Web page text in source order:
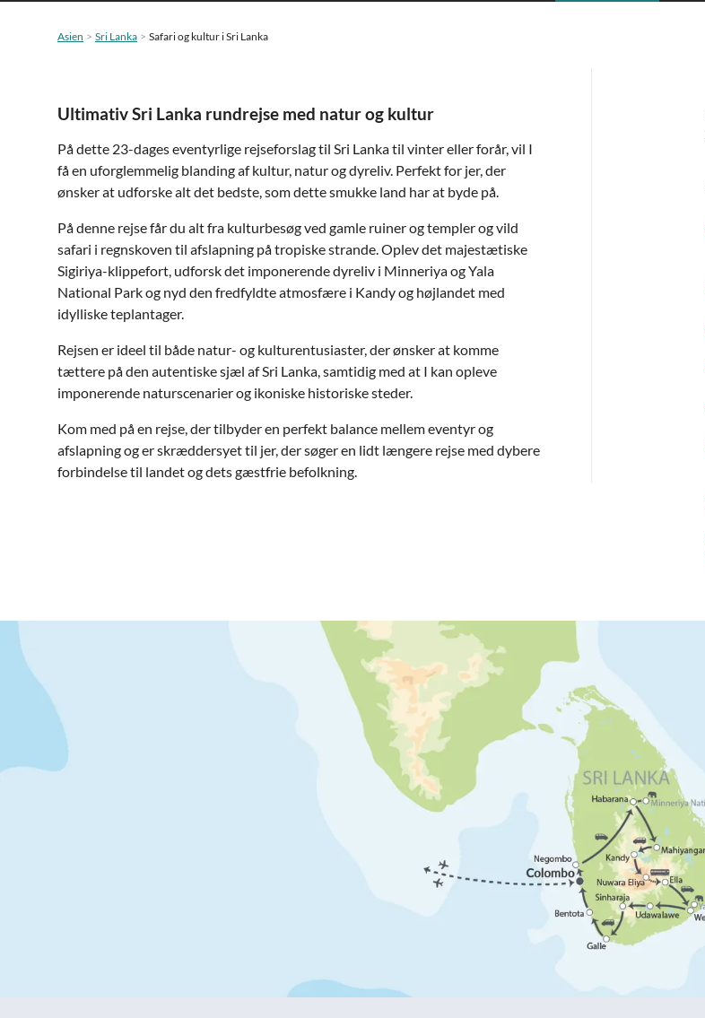
Asien Sri Lanka Safari og kultur i Sri Lanka
Ultimativ Sri Lanka rundrejse med natur og kultur
På dette 23-dages eventyrlige rejseforslag til Sri Lanka til vinter eller forår, vil I
få en uforglemmelig blanding af kultur, natur og dyreliv. Perfekt for jer, der
ønsker at udforske alt det bedste, som dette smukke land har at byde på.
På denne rejse får du alt fra kulturbesøg ved gamle ruiner og templer og vild
safari i regnskoven til afslapning på tropiske strande. Oplev det majestætiske
Sigiriya-klippefort, udforsk det imponerende dyreliv i Minneriya og Yala
National Park og nyd den fredfyldte atmosfære i Kandy og højlandet med
idylliske teplantager.
Rejsen er ideel til både natur- og kulturentusiaster, der ønsker at komme
tættere på den autentiske sjæl af Sri Lanka, samtidig med at I kan opleve
imponerende naturscenarier og ikoniske historiske steder.
Kom med på en rejse, der tilbyder en perfekt balance mellem eventyr og
afslapning og er skræddersyet til jer, der søger en lidt længere rejse med dybere
forbindelse til landet og dets gæstfrie befolkning.